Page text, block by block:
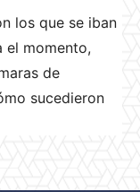
los que se iban
el momento,
de
sucedieron